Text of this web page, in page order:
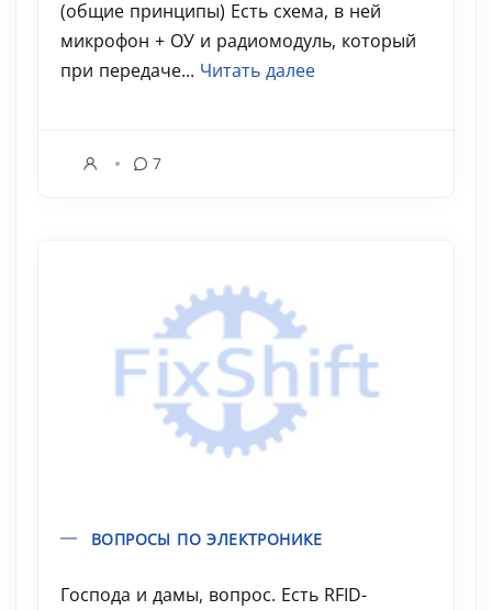
(общие принципы) Есть схема, в ней
микрофон + ОУ и радиомодуль, который
при передаче... Читать далее
7
ВОПРОСЫ ПО ЭЛЕКТРОНИКЕ
Господа и дамы, вопрос. Есть RFID-